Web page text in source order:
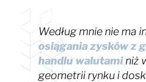
Według mnie nie ma
osiągania zysków z
handlu walutami niż
geometrii rynku i